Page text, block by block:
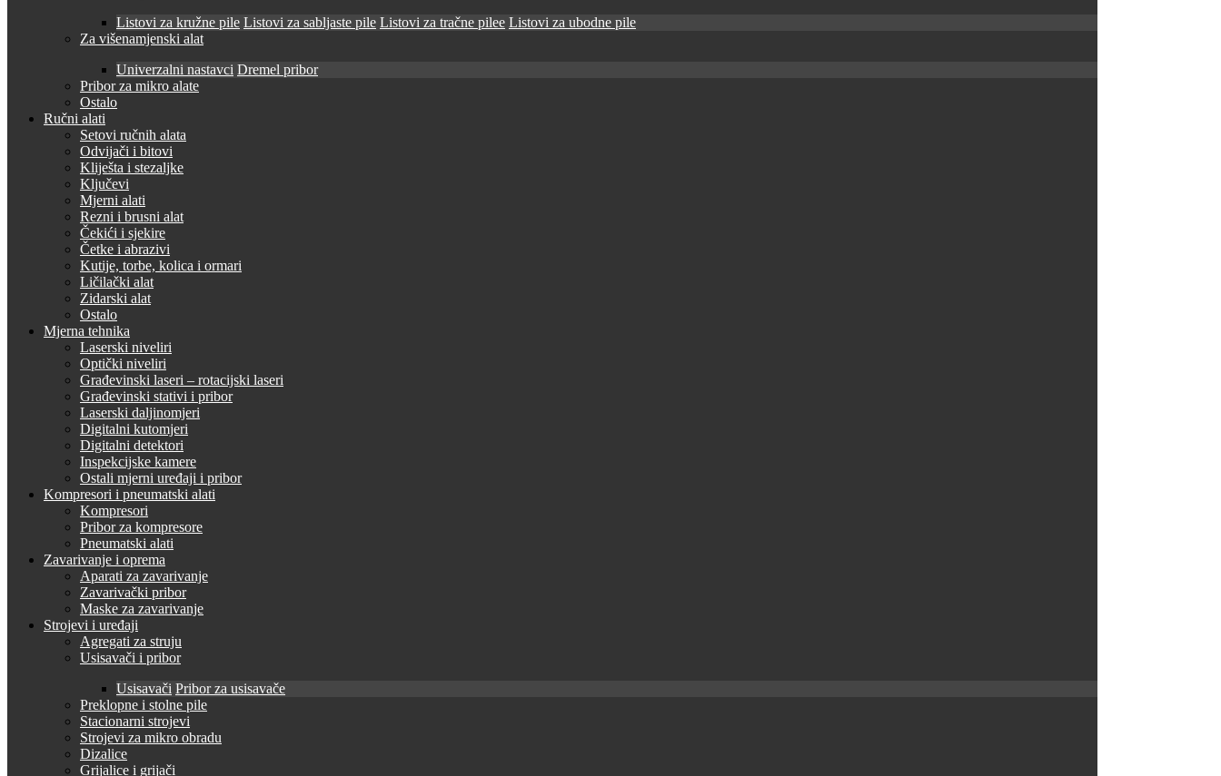
Listovi za kružne pile Listovi za sabljaste pile Listovi za tračne pilee Listovi za ubodne pile
Za višenamjenski alat
Univerzalni nastavci Dremel pribor
Pribor za mikro alate
Ostalo
Ručni alati
Setovi ručnih alata
Odvijači i bitovi
Kliješta i stezaljke
Ključevi
Mjerni alati
Rezni i brusni alat
Čekići i sjekire
Četke i abrazivi
Kutije, torbe, kolica i ormari
Ličilački alat
Zidarski alat
Ostalo
Mjerna tehnika
Laserski niveliri
Optički niveliri
Građevinski laseri – rotacijski laseri
Građevinski stativi i pribor
Laserski daljinomjeri
Digitalni kutomjeri
Digitalni detektori
Inspekcijske kamere
Ostali mjerni uređaji i pribor
Kompresori i pneumatski alati
Kompresori
Pribor za kompresore
Pneumatski alati
Zavarivanje i oprema
Aparati za zavarivanje
Zavarivački pribor
Maske za zavarivanje
Strojevi i uređaji
Agregati za struju
Usisavači i pribor
Usisavači Pribor za usisavače
Preklopne i stolne pile
Stacionarni strojevi
Strojevi za mikro obradu
Dizalice
Grijalice i grijači